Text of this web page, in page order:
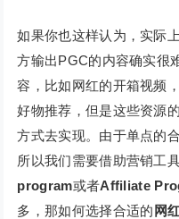
如果你也这样认为，实际
方输出PGC的内容确实很
容，比如网红的开箱视频
好物推荐，但是这些资源
方式去实现。由于单点的
所以我们需要借助营销工
program或者Affiliate
多，那如何选择合适的 网